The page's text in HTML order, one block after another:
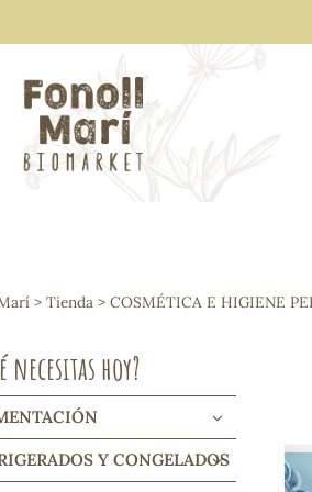
Arroces y legumbres
Frutos secos y snacks
Cereales, mueslis, hinchados y
Galletas y dulces
Vinos y cavas
Condimentos y salsas
Harinas y sémolas
Pasta
> Tienda > COSMÉTICA E HIGIENE
necesitas hoy?
Y CONGELADOS